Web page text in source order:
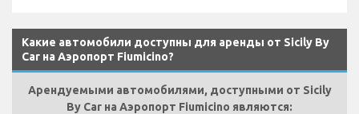
Какие автомобили доступны для аренды от Sicily By
Car на Аэропорт Fiumicino?
Арендуемыми автомобилями, доступными от Sicily
By Car на Аэропорт Fiumicino являются: